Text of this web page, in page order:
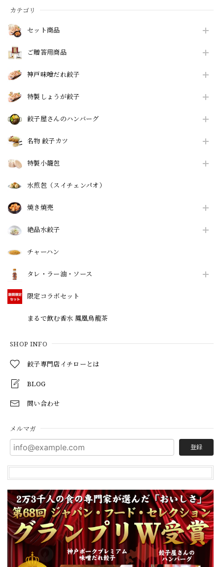
カテゴリ
セット商品
ご贈答用商品
神戸味噌だれ餃子
特製しょうが餃子
餃子屋さんのハンバーグ
名物 餃子カツ
特製小籠包
水煎包（スイチェンパオ）
焼き焼売
絶品水餃子
チャーハン
タレ・ラー油・ソース
限定コラボセット
まるで飲む香水 鳳凰烏龍茶
SHOP INFO
餃子専門店イチローとは
BLOG
問い合わせ
メルマガ
登録